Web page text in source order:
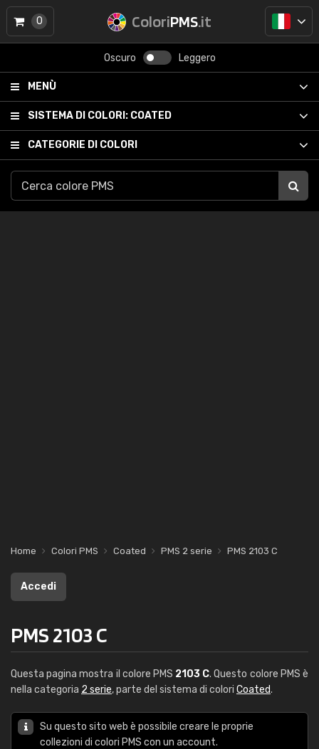
ColoriPMS.it
Oscuro Leggero
MENÙ
SISTEMA DI COLORI: COATED
CATEGORIE DI COLORI
0
Home Colori PMS Coated PMS 2 serie PMS 2103 C
Accedi
PMS 2103 C
Questa pagina mostra il colore PMS 2103 C. Questo colore PMS è
nella categoria 2 serie, parte del sistema di colori Coated.
Su questo sito web è possibile creare le proprie
collezioni di colori PMS con un account.